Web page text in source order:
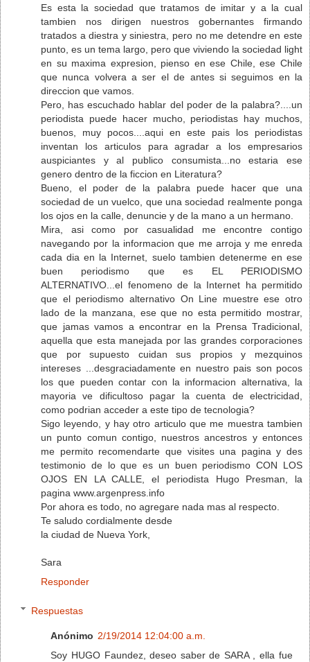
Es esta la sociedad que tratamos de imitar y a la cual
tambien nos dirigen nuestros gobernantes firmando
tratados a diestra y siniestra, pero no me detendre en este
punto, es un tema largo, pero que viviendo la sociedad light
en su maxima expresion, pienso en ese Chile, ese Chile
que nunca volvera a ser el de antes si seguimos en la
direccion que vamos.
Pero, has escuchado hablar del poder de la palabra?....un
periodista puede hacer mucho, periodistas hay muchos,
buenos, muy pocos....aqui en este pais los periodistas
inventan los articulos para agradar a los empresarios
auspiciantes y al publico consumista...no estaria ese
genero dentro de la ficcion en Literatura?
Bueno, el poder de la palabra puede hacer que una
sociedad de un vuelco, que una sociedad realmente ponga
los ojos en la calle, denuncie y de la mano a un hermano.
Mira, asi como por casualidad me encontre contigo
navegando por la informacion que me arroja y me enreda
cada dia en la Internet, suelo tambien detenerme en ese
buen periodismo que es EL PERIODISMO
ALTERNATIVO...el fenomeno de la Internet ha permitido
que el periodismo alternativo On Line muestre ese otro
lado de la manzana, ese que no esta permitido mostrar,
que jamas vamos a encontrar en la Prensa Tradicional,
aquella que esta manejada por las grandes corporaciones
que por supuesto cuidan sus propios y mezquinos
intereses ...desgraciadamente en nuestro pais son pocos
los que pueden contar con la informacion alternativa, la
mayoria ve dificultoso pagar la cuenta de electricidad,
como podrian acceder a este tipo de tecnologia?
Sigo leyendo, y hay otro articulo que me muestra tambien
un punto comun contigo, nuestros ancestros y entonces
me permito recomendarte que visites una pagina y des
testimonio de lo que es un buen periodismo CON LOS
OJOS EN LA CALLE, el periodista Hugo Presman, la
pagina www.argenpress.info
Por ahora es todo, no agregare nada mas al respecto.
Te saludo cordialmente desde
la ciudad de Nueva York,
Sara
Responder
Respuestas
Anónimo 2/19/2014 12:04:00 a.m.
Soy HUGO Faundez, deseo saber de SARA , ella fue